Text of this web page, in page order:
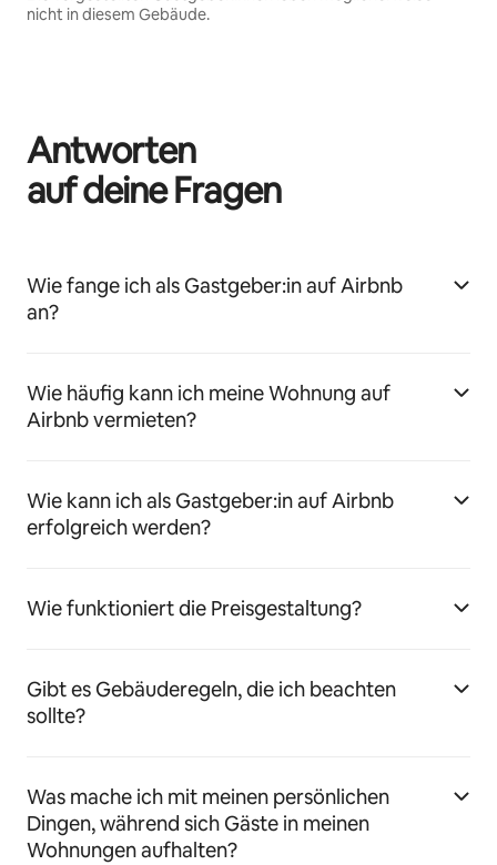
nicht in diesem Gebäude.
Antworten
auf deine Fragen
Wie fange ich als Gastgeber:in auf Airbnb
an?
Wie häufig kann ich meine Wohnung auf
Airbnb vermieten?
Wie kann ich als Gastgeber:in auf Airbnb
erfolgreich werden?
Wie funktioniert die Preisgestaltung?
Gibt es Gebäuderegeln, die ich beachten
sollte?
Was mache ich mit meinen persönlichen
Dingen, während sich Gäste in meinen
Wohnungen aufhalten?